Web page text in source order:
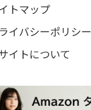
トマップ
イバシーポリシー
イトについて